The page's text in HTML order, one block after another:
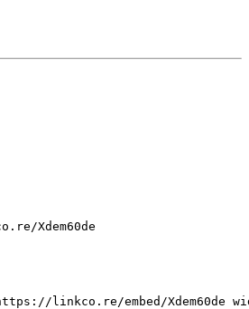
Xdem60de
linkco.re/embed/Xdem60de